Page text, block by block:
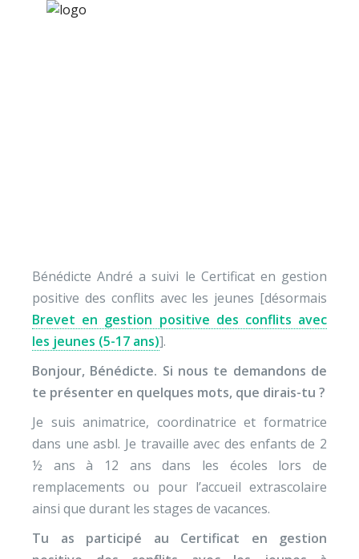
Bénédicte André a suivi le Certificat en gestion
positive des conflits avec les jeunes [désormais
Brevet en gestion positive des conflits avec
les jeunes (5-17 ans)].
Bonjour, Bénédicte. Si nous te demandons de
te présenter en quelques mots, que dirais-tu ?
Je suis animatrice, coordinatrice et formatrice
dans une asbl. Je travaille avec des enfants de 2
½ ans à 12 ans dans les écoles lors de
remplacements ou pour l’accueil extrascolaire
ainsi que durant les stages de vacances.
Tu as participé au Certificat en gestion